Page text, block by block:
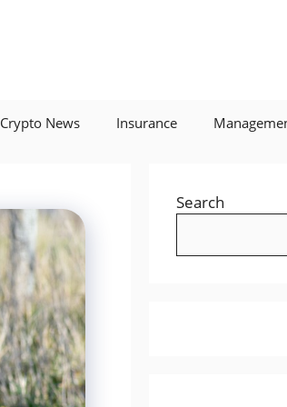
Crypto News Insurance
Search